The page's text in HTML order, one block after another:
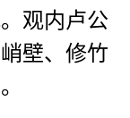
观内卢公
壁、修竹